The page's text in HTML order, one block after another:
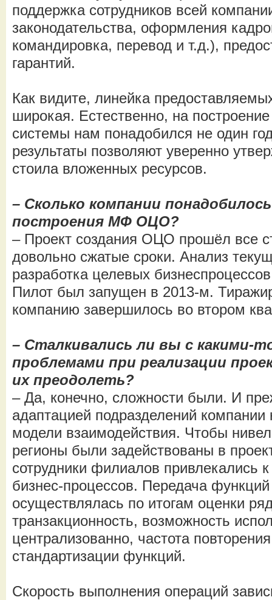
поддержка сотрудников всей
законодательства, оформления
командировка, перевод и т.д.),
гарантий.
Как видите, линейка
широкая. Естественно, на
системы нам понадобился не один
результаты позволяют уверенно
стоила вложенных ресурсов.
– Сколько компании
построения МФ ОЦО?
– Проект создания ОЦО прошёл все
довольно сжатые сроки. Анализ
разработка целевых
Пилот был запущен в 2013-м.
компанию завершилось во втором
– Сталкивались ли вы с какими-
проблемами при реализации
их преодолеть?
– Да, конечно, сложности были. И
адаптацией подразделений компании
модели взаимодействия. Чтобы
регионы были задействованы в
сотрудники филиалов привлекались
бизнес-процессов. Передача
осуществлялась по итогам оценки
транзакционность, возможность
централизованно, частота
стандартизации функций.
Скорость выполнения операций